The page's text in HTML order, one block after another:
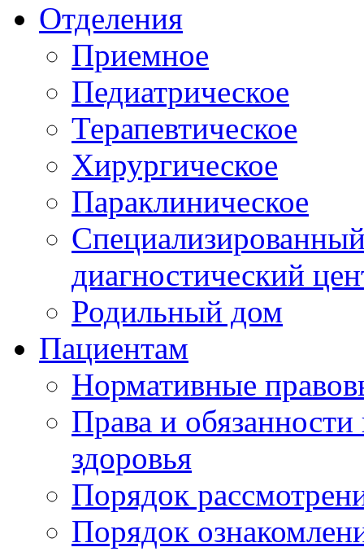
Отделения
Приемное
Педиатрическое
Терапевтическое
Хирургическое
Параклиническое
диагностический
Родильный дом
Пациентам
Нормативные
Права и
здоровья
Порядок
Порядок